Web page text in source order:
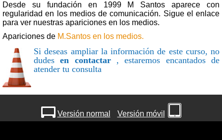
Desde su fundación en 1999 M Santos aparece con
regularidad en los medios de comunicación. Sigue el enlace
para ver nuestras apariciones en los medios.
Apariciones de M.Santos en los medios.
Si deseas ampliar la información de este curso, no
dudesen contactar, estaremos encantados de
atender tu consulta
Versión normal Versión móvil